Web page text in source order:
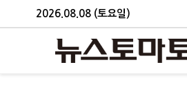
2026.08.08 (토요일)